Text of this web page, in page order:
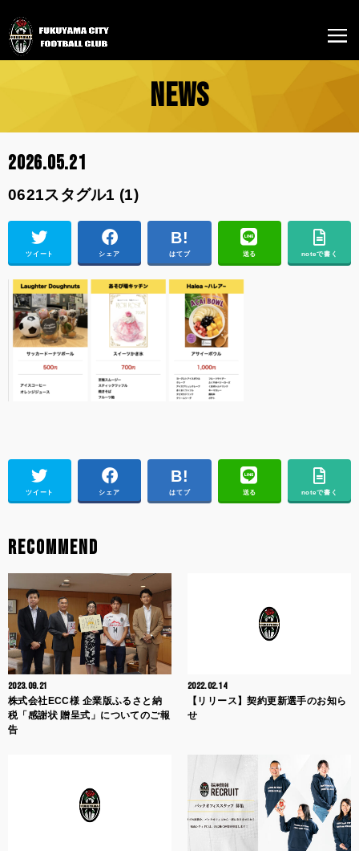
NEWS
2026.05.21
0621スタグル1 (1)
ツイート シェア はてブ 送る noteで書く
ツイート シェア はてブ 送る noteで書く
RECOMMEND
2023.09.21
株式会社ECC様 企業版ふるさと納
税「感謝状 贈呈式」についてのご報
告
2022.02.14
【リリース】契約更新選手のお知ら
せ